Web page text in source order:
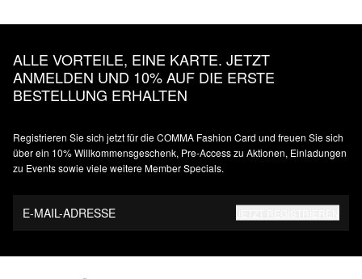
ALLE VORTEILE, EINE KARTE. JETZT
ANMELDEN UND 10% AUF DIE ERSTE
BESTELLUNG ERHALTEN
Registrieren Sie sich jetzt für die COMMA Fashion Card und freuen Sie sich
über ein 10% Willkommensgeschenk, Pre-Access zu Aktionen, Einladungen
zu Events sowie viele weitere Member Specials.
E-MAIL-ADRESSE